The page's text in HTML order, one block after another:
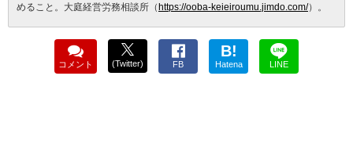
めること。大庭経営労務相談所（https://ooba-keieiroumu.jimdo.com/）。
コメント (Twitter) FB
B!
Hatena LINE